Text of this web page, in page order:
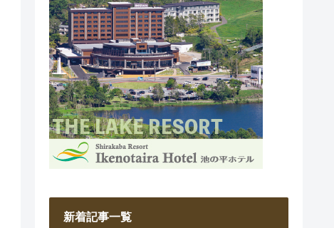
新着記事一覧